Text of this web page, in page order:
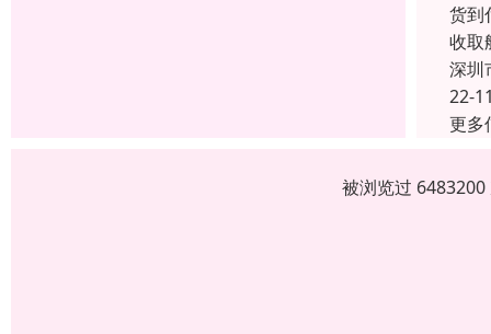
货到
收取
深圳
22-
更多
被浏览过